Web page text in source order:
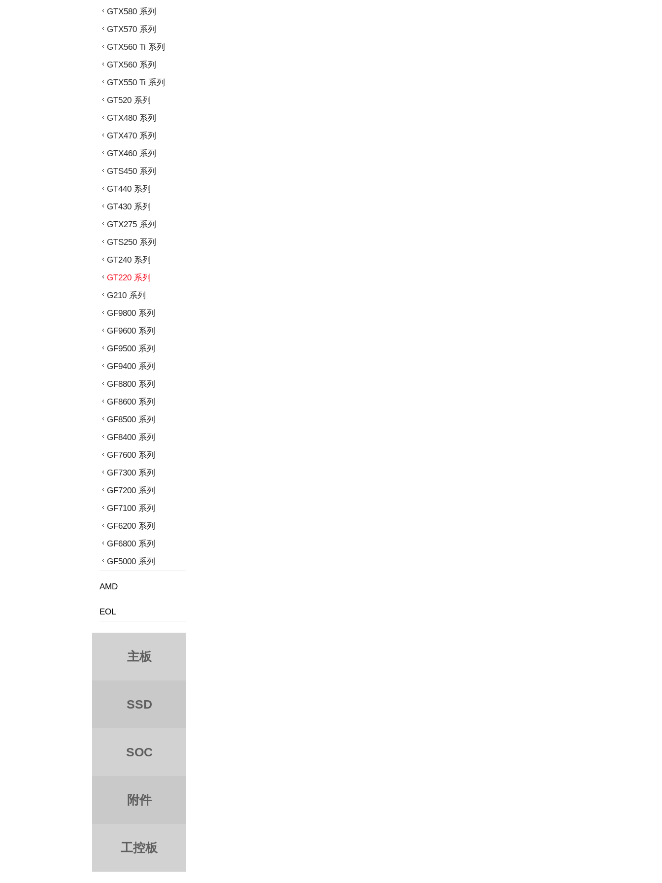
GTX580 系列
GTX570 系列
GTX560 Ti 系列
GTX560 系列
GTX550 Ti 系列
GT520 系列
GTX480 系列
GTX470 系列
GTX460 系列
GTS450 系列
GT440 系列
GT430 系列
GTX275 系列
GTS250 系列
GT240 系列
GT220 系列
G210 系列
GF9800 系列
GF9600 系列
GF9500 系列
GF9400 系列
GF8800 系列
GF8600 系列
GF8500 系列
GF8400 系列
GF7600 系列
GF7300 系列
GF7200 系列
GF7100 系列
GF6200 系列
GF6800 系列
GF5000 系列
AMD
EOL
主板
SSD
SOC
附件
工控板